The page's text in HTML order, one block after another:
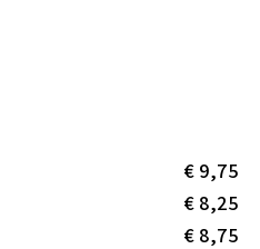
€ 9,75
€ 8,25
€ 8,75